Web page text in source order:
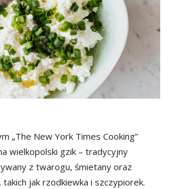
„The New York Times Cooking”
wielkopolski gzik – tradycyjny
z twarogu, śmietany oraz
jak rzodkiewka i szczypiorek.